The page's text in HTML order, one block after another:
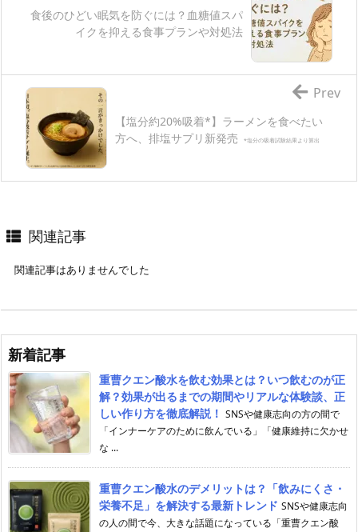
食後のひどい眠気を防ぐには？血糖値スパ
イクを抑える食事プランや対処法
【塩分約20%吸着*】ラーメンを食べたい
方へ、排塩サプリ新発売
*塩分の吸着試験結果より算出
Prev
関連記事
関連記事はありませんでした
新着記事
重曹クエン酸水を飲む効果とは？いつ飲むのが正
解？効果が出るまでの期間やリアルな体験談、正
しい作り方を徹底解説！ SNSや健康志向の方の間で
「インナーケアのために飲んでいる」「健康維持に欠かせ
な ...
重曹クエン酸水のデメリットは？「飲みにくさ・
栄養不足」を解決する最新トレンド SNSや健康志向
の人の間で今、大きな話題になっている「重曹クエン酸